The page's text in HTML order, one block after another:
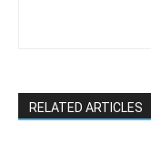
RELATED ARTICLES